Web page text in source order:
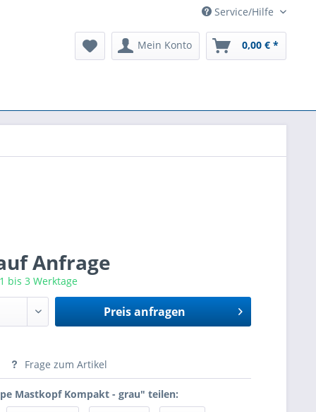
Service/Hilfe
Mein Konto 0,00 € *
Anfrage
bis 3 Werktage
Preis anfragen
Frage zum Artikel
Mastkopf Kompakt - grau" teilen: